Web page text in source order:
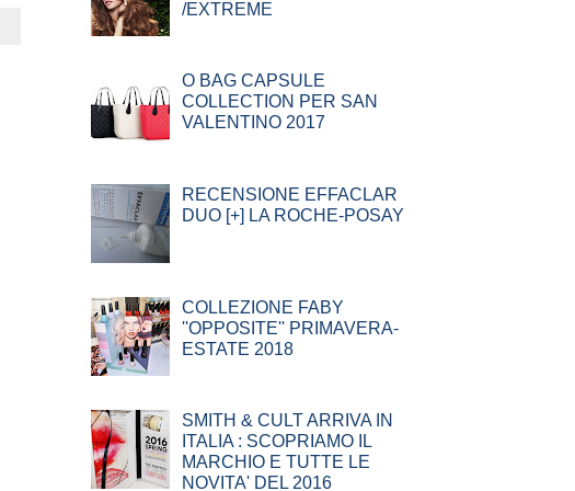
/EXTREME
O BAG CAPSULE
COLLECTION PER SAN
VALENTINO 2017
RECENSIONE EFFACLAR
DUO [+] LA ROCHE-POSAY
COLLEZIONE FABY
''OPPOSITE'' PRIMAVERA-
ESTATE 2018
SMITH & CULT ARRIVA IN
ITALIA : SCOPRIAMO IL
MARCHIO E TUTTE LE
NOVITA' DEL 2016